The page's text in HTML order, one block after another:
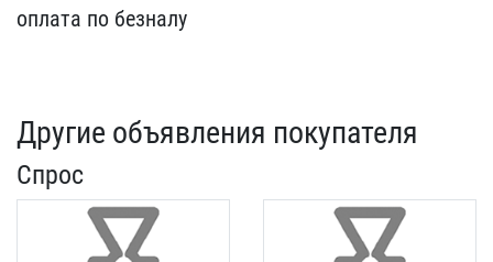
опла​та по безналу
Другие объявления покупателя
Спрос